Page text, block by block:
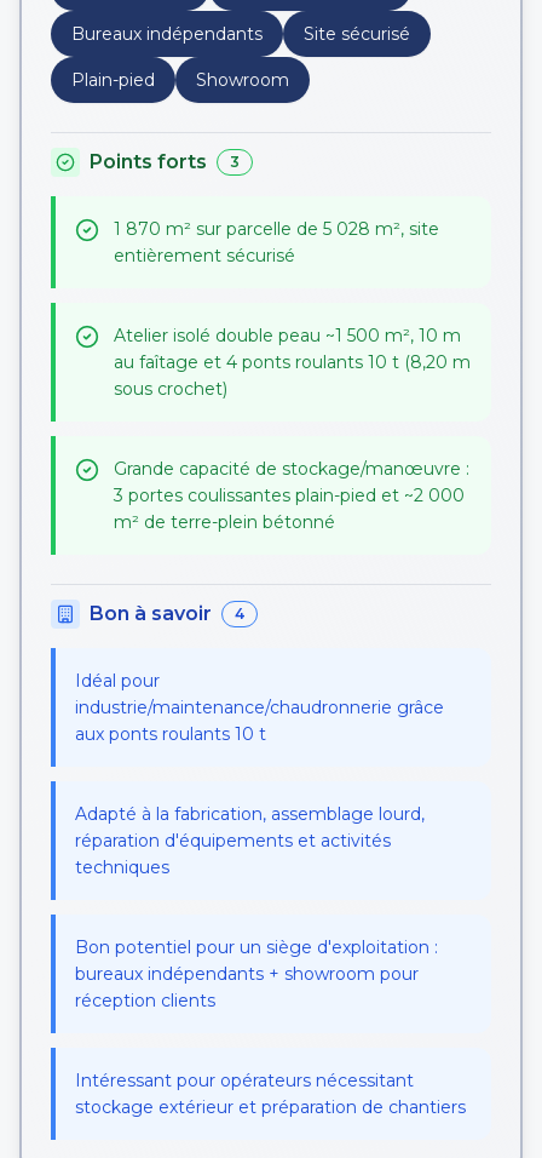
Bureaux indépendants Site sécurisé
Plain-pied Showroom
Points forts 3
1 870 m² sur parcelle de 5 028 m², site
entièrement sécurisé
Atelier isolé double peau ~1 500 m², 10 m
au faîtage et 4 ponts roulants 10 t (8,20 m
sous crochet)
Grande capacité de stockage/manœuvre :
3 portes coulissantes plain-pied et ~2 000
m² de terre-plein bétonné
Bon à savoir 4
Idéal pour
industrie/maintenance/chaudronnerie grâce
aux ponts roulants 10 t
Adapté à la fabrication, assemblage lourd,
réparation d'équipements et activités
techniques
Bon potentiel pour un siège d'exploitation :
bureaux indépendants + showroom pour
réception clients
Intéressant pour opérateurs nécessitant
stockage extérieur et préparation de chantiers